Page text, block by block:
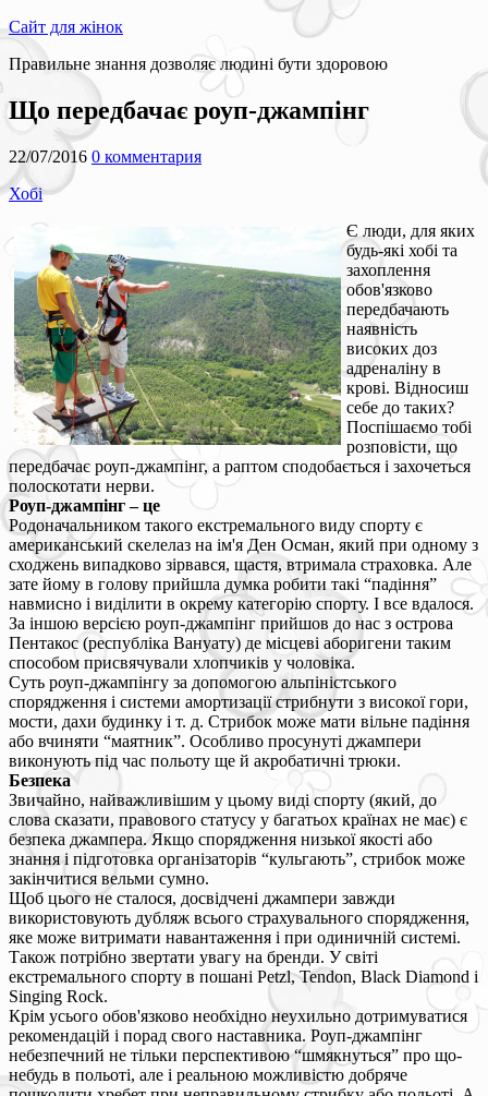
Сайт для жінок
Правильне знання дозволяє людині бути здоровою
Що передбачає роуп-джампінг
22/07/2016 0 комментария
Хобі
Є люди, для яких
будь-які хобі та
захоплення
обов'язково
передбачають
наявність
високих доз
адреналіну в
крові. Відносиш
себе до таких?
Поспішаємо тобі
розповісти, що
передбачає роуп-джампінг, а раптом сподобається і захочеться
полоскотати нерви.
Роуп-джампінг – це
Родоначальником такого екстремального виду спорту є
американський скелелаз на ім'я Ден Осман, який при одному з
сходжень випадково зірвався, щастя, втримала страховка. Але
зате йому в голову прийшла думка робити такі “падіння”
навмисно і виділити в окрему категорію спорту. І все вдалося.
За іншою версією роуп-джампінг прийшов до нас з острова
Пентакос (республіка Вануату) де місцеві аборигени таким
способом присвячували хлопчиків у чоловіка.
Суть роуп-джампінгу за допомогою альпіністського
спорядження і системи амортизації стрибнути з високої гори,
мости, дахи будинку і т. д. Стрибок може мати вільне падіння
або вчиняти “маятник”. Особливо просунуті джампери
виконують під час польоту ще й акробатичні трюки.
Безпека
Звичайно, найважливішим у цьому виді спорту (який, до
слова сказати, правового статусу у багатьох країнах не має) є
безпека джампера. Якщо спорядження низької якості або
знання і підготовка організаторів “кульгають”, стрибок може
закінчитися вельми сумно.
Щоб цього не сталося, досвідчені джампери завжди
використовують дубляж всього страхувального спорядження,
яке може витримати навантаження і при одиничній системі.
Також потрібно звертати увагу на бренди. У світі
екстремального спорту в пошані Petzl, Tendon, Black Diamond і
Singing Rock.
Крім усього обов'язково необхідно неухильно дотримуватися
рекомендацій і порад свого наставника. Роуп-джампінг
небезпечний не тільки перспективою “шмякнуться” про що-
небудь в польоті, але і реальною можливістю добряче